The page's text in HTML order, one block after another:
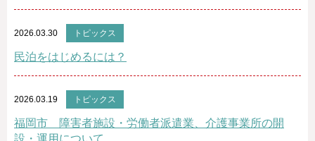
2026.03.30 トピックス
民泊をはじめるには？
2026.03.19 トピックス
福岡市 障害者施設・労働者派遣業、介護事業所の開
設・運用について